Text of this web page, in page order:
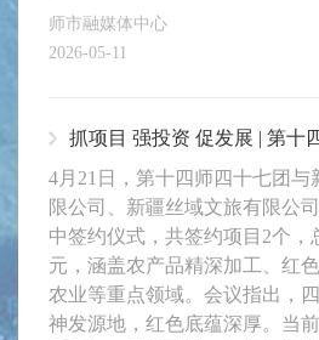
师市融媒体中心
2026-05-11
4月21日，第十四师四十七团与
限公司、新疆丝域文旅有限公
中签约仪式，共签约项目2个，
元，涵盖农产品精深加工、红
农业等重点领域。会议指出，
神发源地，红色底蕴深厚。当